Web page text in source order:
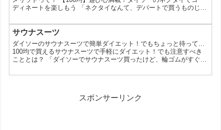
ディネートを楽しもう 「ネクタイなんて、デパートで買うものじゃ
ーでも、おしゃれなネクタイが手に入るんです。今回は、ダイソー
のネクタイの魅力や、選び方、そしてコーディネートのヒントまで
ご紹介します。 なぜダイソーのネクタイが人気なの？ 価格が安い:
100円という手軽な価格で、気軽に購入でき...
サウナスーツ
ダイソーのサウナスーツで簡単ダイエット！でもちょっと待って…
100均で買えるサウナスーツで手軽にダイエット！でも注意すべき
こととは？ 「ダイソーでサウナスーツ買ったけど、輪ゴムがすぐ切
られるダイエットアイテムとして人気のサウナスーツですが、特に
けします。 なぜダイソーのサウナスーツの輪ゴムが切れ...
スポンサーリンク